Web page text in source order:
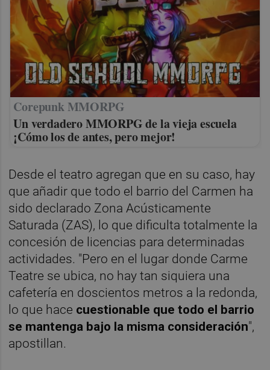
Corepunk MMORPG
Un verdadero MMORPG de la vieja escuela
¡Cómo los de antes, pero mejor!
Desde el teatro agregan que en su caso, hay
que añadir que todo el barrio del Carmen ha
sido declarado Zona Acústicamente
Saturada (ZAS), lo que dificulta totalmente la
concesión de licencias para determinadas
actividades. "Pero en el lugar donde Carme
Teatre se ubica, no hay tan siquiera una
cafetería en doscientos metros a la redonda,
lo que hace cuestionable que todo el barrio
se mantenga bajo la misma consideración",
apostillan.